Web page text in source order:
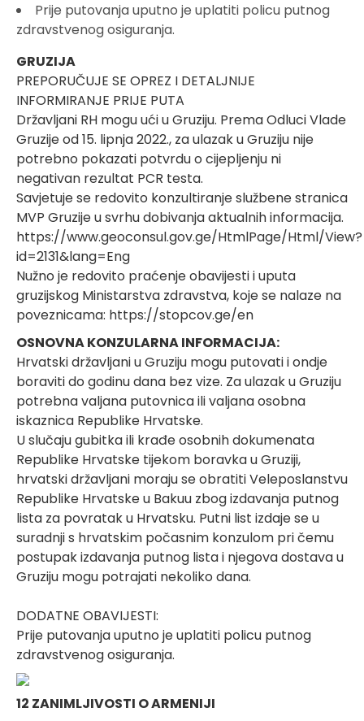
Prije putovanja uputno je uplatiti policu putnog
zdravstvenog osiguranja.
GRUZIJA
PREPORUČUJE SE OPREZ I DETALJNIJE
INFORMIRANJE PRIJE PUTA
Državljani RH mogu ući u Gruziju. Prema Odluci Vlade
Gruzije od 15. lipnja 2022., za ulazak u Gruziju nije
potrebno pokazati potvrdu o cijepljenju ni
negativan rezultat PCR testa.
Savjetuje se redovito konzultiranje službene stranica
MVP Gruzije u svrhu dobivanja aktualnih informacija.
https://www.geoconsul.gov.ge/HtmlPage/Html/View?
id=2131&lang=Eng
Nužno je redovito praćenje obavijesti i uputa
gruzijskog Ministarstva zdravstva, koje se nalaze na
poveznicama: https://stopcov.ge/en
OSNOVNA KONZULARNA INFORMACIJA:
Hrvatski državljani u Gruziju mogu putovati i ondje
boraviti do godinu dana bez vize. Za ulazak u Gruziju
potrebna valjana putovnica ili valjana osobna
iskaznica Republike Hrvatske.
U slučaju gubitka ili krađe osobnih dokumenata
Republike Hrvatske tijekom boravka u Gruziji,
hrvatski državljani moraju se obratiti Veleposlanstvu
Republike Hrvatske u Bakuu zbog izdavanja putnog
lista za povratak u Hrvatsku. Putni list izdaje se u
suradnji s hrvatskim počasnim konzulom pri čemu
postupak izdavanja putnog lista i njegova dostava u
Gruziju mogu potrajati nekoliko dana.
DODATNE OBAVIJESTI:
Prije putovanja uputno je uplatiti policu putnog
zdravstvenog osiguranja.
12 ZANIMLJIVOSTI O ARMENIJI